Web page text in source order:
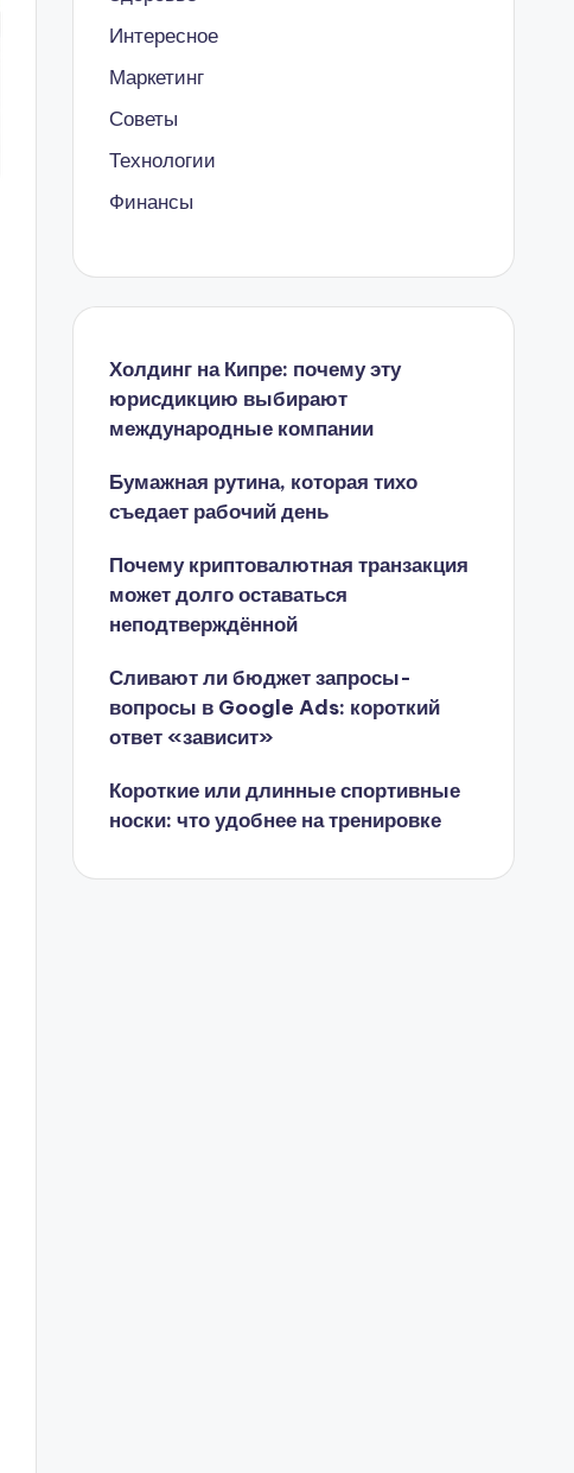
Интересное
Маркетинг
Советы
Технологии
Финансы
Холдинг на Кипре: почему эту
юрисдикцию выбирают
международные компании
Бумажная рутина, которая тихо
съедает рабочий день
Почему криптовалютная транзакция
может долго оставаться
неподтверждённой
Сливают ли бюджет запросы-
вопросы в Google Ads: короткий
ответ «зависит»
Короткие или длинные спортивные
носки: что удобнее на тренировке